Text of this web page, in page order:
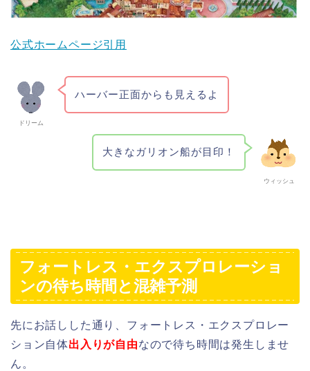
公式ホームページ引用
ドリーム
ハーバー正面からも見えるよ
ウィッシュ
大きなガリオン船が目印！
フォートレス・エクスプロレーショ
ンの待ち時間と混雑予測
先にお話しした通り、フォートレス・エクスプロレー
ション自体出入りが自由なので待ち時間は発生しませ
ん。